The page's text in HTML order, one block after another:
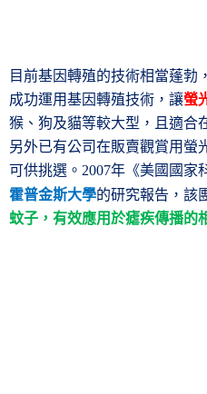
目前基因轉殖的技術相當蓬勃
成功運用基因轉殖技術，讓螢
猴、狗及貓等較大型，且適合
另外已有公司在販賣觀賞用螢
可供挑選。 2007年《美國國家
霍普金斯大學的研究報告，該
蚊子，有效應用於瘧疾傳播的